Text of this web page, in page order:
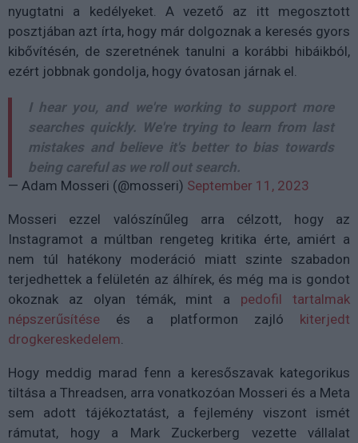
nyugtatni a kedélyeket. A vezető az itt megosztott
posztjában azt írta, hogy már dolgoznak a keresés gyors
kibővítésén, de szeretnének tanulni a korábbi hibáikból,
ezért jobbnak gondolja, hogy óvatosan járnak el.
I hear you, and we're working to support more
searches quickly. We're trying to learn from last
mistakes and believe it's better to bias towards
being careful as we roll out search.
— Adam Mosseri (@mosseri) September 11, 2023
Mosseri ezzel valószínűleg arra célzott, hogy az
Instagramot a múltban rengeteg kritika érte, amiért a
nem túl hatékony moderáció miatt szinte szabadon
terjedhettek a felületén az álhírek, és még ma is gondot
okoznak az olyan témák, mint a pedofil tartalmak
népszerűsítése és a platformon zajló kiterjedt
drogkereskedelem
Hogy meddig marad fenn a keresőszavak kategorikus
tiltása a Threadsen, arra vonatkozóan Mosseri és a Meta
sem adott tájékoztatást, a fejlemény viszont ismét
rámutat, hogy a Mark Zuckerberg vezette vállalat